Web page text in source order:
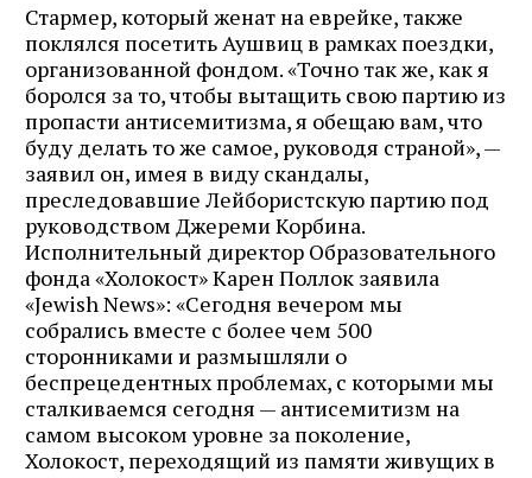
Стармер, который женат на еврейке, также
поклялся посетить Аушвиц в рамках поездки,
организованной фондом. «Точно так же, как я
боролся за то, чтобы вытащить свою партию из
пропасти антисемитизма, я обещаю вам, что
буду делать то же самое, руководя страной», —
заявил он, имея в виду скандалы,
преследовавшие Лейбористскую партию под
руководством Джереми Корбина.
Исполнительный директор Образовательного
фонда «Холокост» Карен Поллок заявила
«Jewish News»: «Сегодня вечером мы
собрались вместе с более чем 500
сторонниками и размышляли о
беспрецедентных проблемах, с которыми мы
сталкиваемся сегодня — антисемитизм на
самом высоком уровне за поколение,
Холокост, переходящий из памяти живущих в